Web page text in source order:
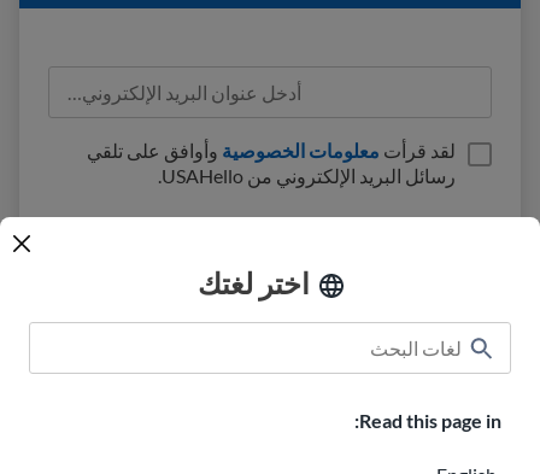
اختر لغتك
Read this page in:
الفصول الدراسية
وظائف في USAHello
لقد قرأت معلومات الخصوصية وأوافق على تلقي
رسائل البريد الإلكتروني من USAHello.